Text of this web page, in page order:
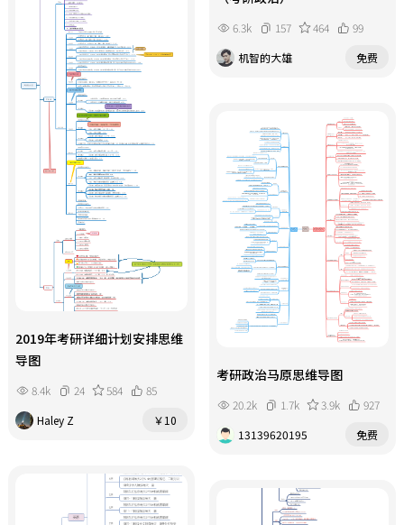
2019年考研详细计划安排思维
导图
8.4k 24 584
85
Haley Z
￥10
6.3k 157 464
99
机智的大雄
免费
考研政治马原思维导图
20.2k 1.7k 3.9k
927
13139620195
免费